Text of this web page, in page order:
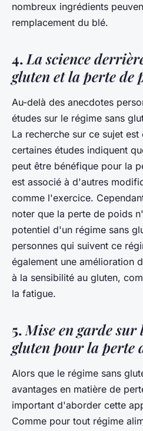
nombreux ingrédients
remplacement du blé.
4. La science
gluten et la perte de
Au-delà des anecdotes
études sur le régime sans
La recherche sur ce sujet
certaines études indiquent
peut être bénéfique pour la
est associé à d'autres
comme l'exercice.
noter que la perte de poids
potentiel d'un régime sans
personnes qui suivent ce
également une amélioration
à la sensibilité au gluten,
la fatigue.
5. Mise en garde sur
gluten pour la perte
Alors que le régime sans
avantages en matière de
important d'aborder cette
Comme pour tout régime